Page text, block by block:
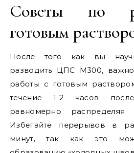
Советы по
готовым
После того как вы
разводить ЦПС М300, важно
работы с готовым
течение 1-2 часов после
равномерно распределяя
Избегайте перерывов в
минут, так как это